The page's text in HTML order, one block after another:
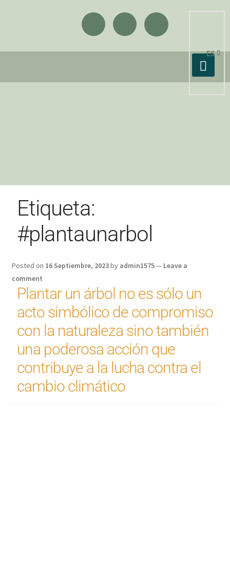
ES
Etiqueta:
#plantaunarbol
Posted on 16 Septiembre, 2023by admin1575— Leave a
comment
Plantar un árbol no es sólo un
acto simbólico de compromiso
con la naturaleza sino también
una poderosa acción que
contribuye a la lucha contra el
cambio climático